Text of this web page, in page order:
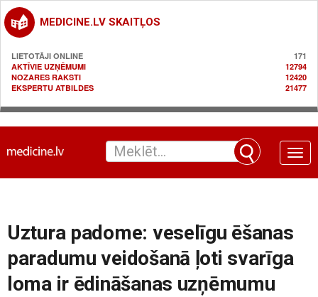
MEDICINE.LV SKAITĻOS
LIETOTĀJI ONLINE
171
AKTĪVIE UZŅĒMUMI
12794
NOZARES RAKSTI
12420
EKSPERTU ATBILDES
21477
Toggle
Uztura padome: veselīgu ēšanas
paradumu veidošanā ļoti svarīga
loma ir ēdināšanas uzņēmumu